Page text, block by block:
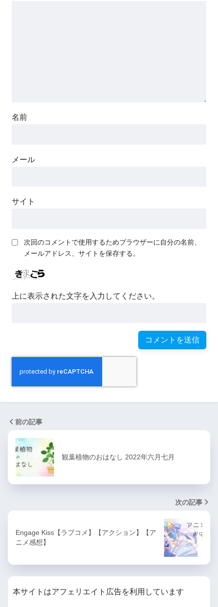
名前
メール
サイト
次回のコメントで使用するためブラウザーに自分の名前、
メールアドレス、サイトを保存する。
上に表示された文字を入力してください。
前の記事
観葉植物のおはなし 2022年六月七月
次の記事
Engage Kiss【ラブコメ】【アクション】【ア
ニメ感想】
本サイトはアフェリエイト広告を利用しています